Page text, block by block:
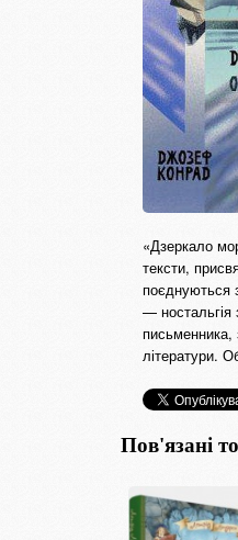
«Дзеркало
тексти,
поєднуються
— ностальгія
письменника,
літератури.
Пов'язані